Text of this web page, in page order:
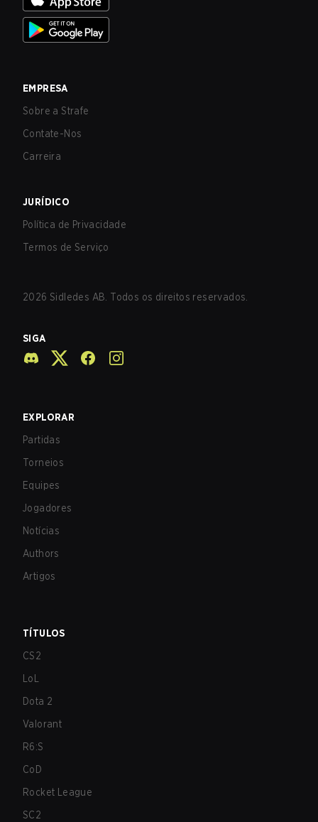
EMPRESA
Sobre a Strafe
Contate-Nos
Carreira
JURÍDICO
Política de Privacidade
Termos de Serviço
2026 Sidledes AB. Todos os direitos reservados.
SIGA
EXPLORAR
Partidas
Torneios
Equipes
Jogadores
Notícias
Authors
Artigos
TÍTULOS
CS2
LoL
Dota 2
Valorant
R6:S
CoD
Rocket League
SC2